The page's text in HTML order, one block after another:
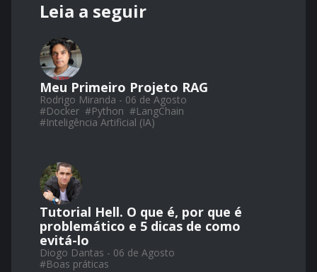
Leia a seguir
Meu Primeiro Projeto RAG
Rodrigo Miranda - 06 de Agosto
#Docker #Python #LangChain
#Inteligência Artificial (IA)
Tutorial Hell. O que é, por que é
problemático e 5 dicas de como
evitá-lo
Diogo Dantas - 06 de Agosto
#Boas práticas